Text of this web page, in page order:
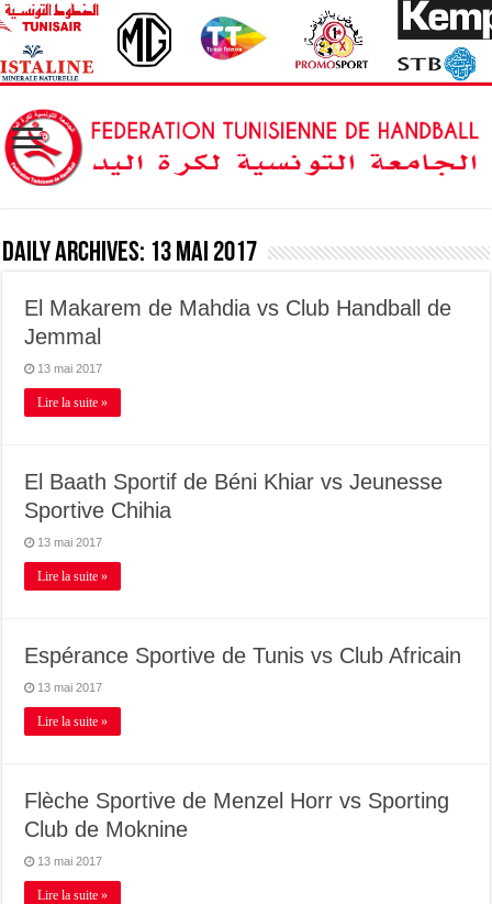
Daily Archives: 13 mai 2017
El Makarem de Mahdia vs Club Handball de
Jemmal
13 mai 2017
Lire la suite »
El Baath Sportif de Béni Khiar vs Jeunesse
Sportive Chihia
13 mai 2017
Lire la suite »
Espérance Sportive de Tunis vs Club Africain
13 mai 2017
Lire la suite »
Flèche Sportive de Menzel Horr vs Sporting
Club de Moknine
13 mai 2017
Lire la suite »